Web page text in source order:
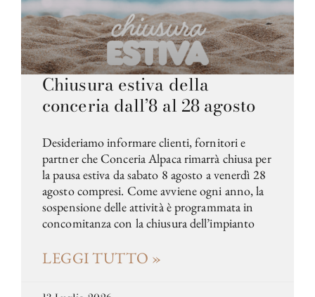
Chiusura estiva della
conceria dall’8 al 28 agosto
Desideriamo informare clienti, fornitori e
partner che Conceria Alpaca rimarrà chiusa per
la pausa estiva da sabato 8 agosto a venerdì 28
agosto compresi. Come avviene ogni anno, la
sospensione delle attività è programmata in
concomitanza con la chiusura dell’impianto
LEGGI TUTTO »